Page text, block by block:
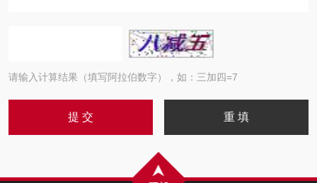
请输入计算结果（填写阿拉伯数字），如：三加四=7